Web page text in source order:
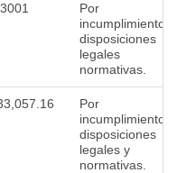
Por
incumplimiento a
disposiciones
legales
normativas.
Por
incumplimiento a
disposiciones
legales y
normativas.